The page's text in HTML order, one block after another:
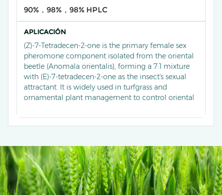
90%，98%，98% HPLC
APLICACIÓN
(Z)-7-Tetradecen-2-one is the primary female sex
pheromone component isolated from the oriental
beetle (Anomala orientalis), forming a 7:1 mixture
with (E)-7-tetradecen-2-one as the insect's sexual
attractant. It is widely used in turfgrass and
ornamental plant management to control oriental
disrupting mating behavior and reducing trap
catches by 87–88% while decreasing larval densities